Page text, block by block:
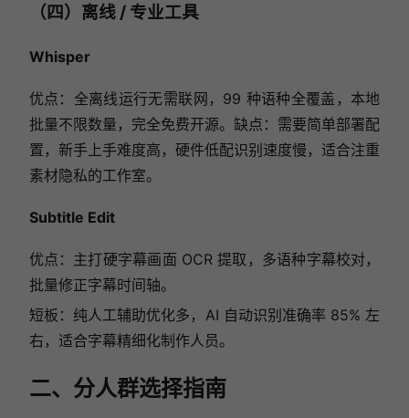
（四）离线 / 专业工具
Whisper
优点：全离线运行无需联网，99 种语种全覆盖，本地
批量不限数量，完全免费开源。缺点：需要简单部署配
置，新手上手难度高，硬件低配识别速度慢，适合注重
素材隐私的工作室。
Subtitle Edit
优点：主打硬字幕画面 OCR 提取，多语种字幕校对，
批量修正字幕时间轴。
短板：纯人工辅助优化多，AI 自动识别准确率 85% 左
右，适合字幕精细化制作人员。
二、分人群选择指南